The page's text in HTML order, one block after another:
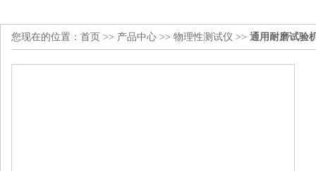
您现在的位置： 首页 >> 产品中心 >> 物理性测试仪 >> 通用耐磨试验